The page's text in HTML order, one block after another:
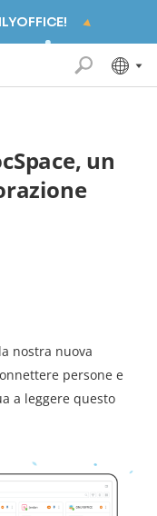
un
nostra nuova
persone e
a leggere questo